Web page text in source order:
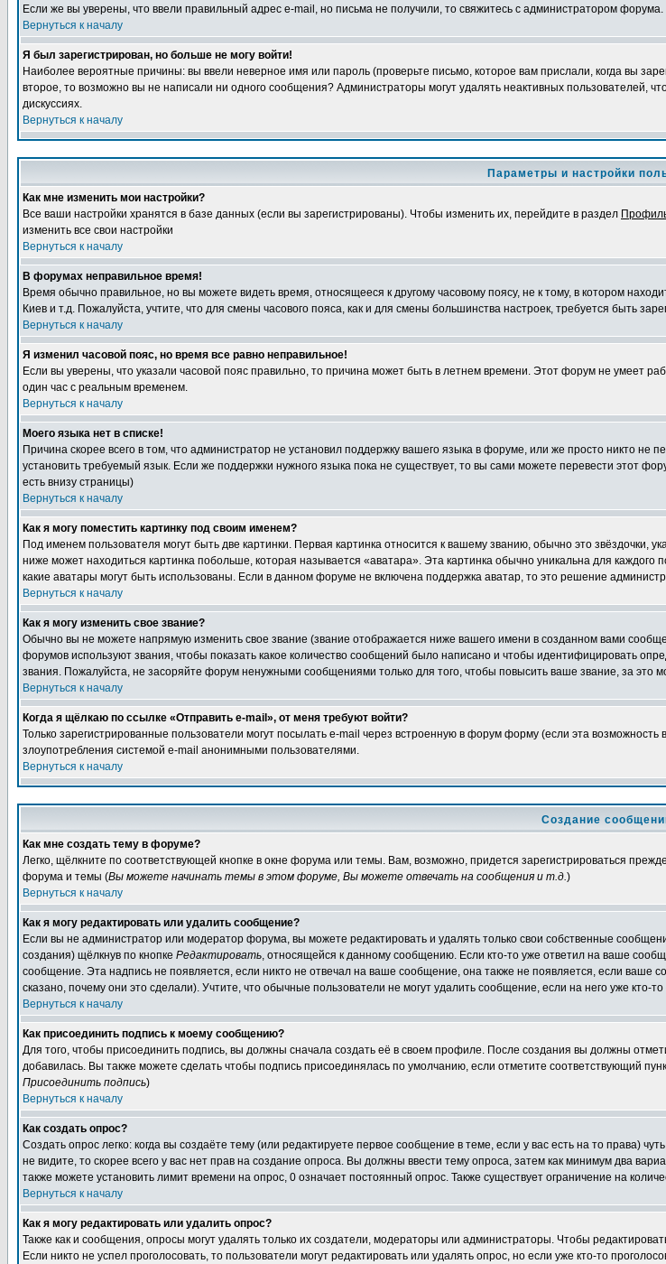
Если же вы уверены, что ввели правильный адрес e-mail, но письма не получили, то свяжитесь с администратором форума.
Вернуться к началу
Я был зарегистрирован, но больше не могу войти!
Наиболее вероятные причины: вы ввели неверное имя или пароль (проверьте письмо, которое вам прислали, когда вы
второе, то возможно вы не написали ни одного сообщения? Администраторы могут удалять неактивных пользователей,
дискуссиях.
Вернуться к началу
Параметры и настройки
Как мне изменить мои настройки?
Все ваши настройки хранятся в базе данных (если вы зарегистрированы). Чтобы изменить их, перейдите в раздел
изменить все свои настройки
Вернуться к началу
В форумах неправильное время!
Время обычно правильное, но вы можете видеть время, относящееся к другому часовому поясу, не к тому, в котором
Киев и т.д. Пожалуйста, учтите, что для смены часового пояса, как и для смены большинства настроек, требуется быть
Вернуться к началу
Я изменил часовой пояс, но время все равно неправильное!
Если вы уверены, что указали часовой пояс правильно, то причина может быть в летнем времени. Этот форум не умеет
один час с реальным временем.
Вернуться к началу
Моего языка нет в списке!
Причина скорее всего в том, что администратор не установил поддержку вашего языка в форуме, или же просто никто
установить требуемый язык. Если же поддержки нужного языка пока не существует, то вы сами можете перевести этот
есть внизу страницы)
Вернуться к началу
Как я могу поместить картинку под своим именем?
Под именем пользователя могут быть две картинки. Первая картинка относится к вашему званию, обычно это
ниже может находиться картинка побольше, которая называется «аватара». Эта картинка обычно уникальна для
какие аватары могут быть использованы. Если в данном форуме не включена поддержка аватар, то это решение
Вернуться к началу
Как я могу изменить свое звание?
Обычно вы не можете напрямую изменить свое звание (звание отображается ниже вашего имени в созданном вами
форумов используют звания, чтобы показать какое количество сообщений было написано и чтобы идентифицировать
звания. Пожалуйста, не засоряйте форум ненужными сообщениями только для того, чтобы повысить ваше звание, за
Вернуться к началу
Когда я щёлкаю по ссылке «Отправить e-mail», от меня требуют войти?
Только зарегистрированные пользователи могут посылать e-mail через встроенную в форум форму (если эта
злоупотребления системой e-mail анонимными пользователями.
Вернуться к началу
Создание
Как мне создать тему в форуме?
Легко, щёлкните по соответствующей кнопке в окне форума или темы. Вам, возможно, придется зарегистрироваться
форума и темы (Вы можете начинать темы в этом форуме, Вы можете отвечать на сообщения и т.д.)
Вернуться к началу
Как я могу редактировать или удалить сообщение?
Если вы не администратор или модератор форума, вы можете редактировать и удалять только свои собственные
создания) щёлкнув по кнопке Редактировать, относящейся к данному сообщению. Если кто-то уже ответил на ваше
сообщение. Эта надпись не появляется, если никто не отвечал на ваше сообщение, она также не появляется, если ваше
сказано, почему они это сделали). Учтите, что обычные пользователи не могут удалить сообщение, если на него уже кто-то
Вернуться к началу
Как присоединить подпись к моему сообщению?
Для того, чтобы присоединить подпись, вы должны сначала создать её в своем профиле. После создания вы должны
добавилась. Вы также можете сделать чтобы подпись присоединялась по умолчанию, если отметите соответствующий
Присоединить подпись)
Вернуться к началу
Как создать опрос?
Создать опрос легко: когда вы создаёте тему (или редактируете первое сообщение в теме, если у вас есть на то права)
не видите, то скорее всего у вас нет прав на создание опроса. Вы должны ввести тему опроса, затем как минимум два
также можете установить лимит времени на опрос, 0 означает постоянный опрос. Также существует ограничение на
Вернуться к началу
Как я могу редактировать или удалить опрос?
Также как и сообщения, опросы могут удалять только их создатели, модераторы или администраторы. Чтобы
Если никто не успел проголосовать, то пользователи могут редактировать или удалять опрос, но если уже кто-то